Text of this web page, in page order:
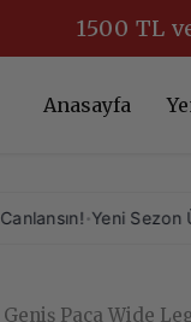
1500 TL
Anasayfa
Yeni Sezon Ürünlerimizi
Geniş Paça Wide